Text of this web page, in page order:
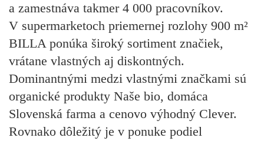
a zamestnáva takmer 4 000 pracovníkov.
V supermarketoch priemernej rozlohy 900 m²
BILLA ponúka široký sortiment značiek,
vrátane vlastných aj diskontných.
Dominantnými medzi vlastnými značkami sú
organické produkty Naše bio, domáca
Slovenská farma a cenovo výhodný Clever.
Rovnako dôležitý je v ponuke podiel